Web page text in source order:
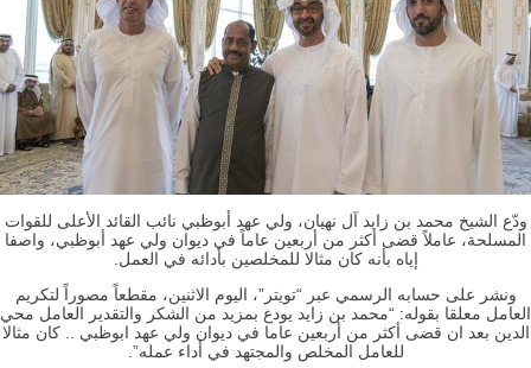
ودّع الشيخ محمد بن زايد آل نهيان، ولي عهد أبوظبي نائب القائد الأعلى للقوات
المسلحة، عاملاً قضى أكثر من أربعين عاماً في ديوان ولي عهد أبوظبي، واصفا
إياه بأنه كان مثالا للمخلصين بأدائه في العمل.
ونشر على حسابه الرسمي عبر “تويتر”، اليوم الاثنين، مقطعاً مصوراً لتكريم
العامل معلقا بقوله: “محمد بن زايد يودع بمزيد من الشكر والتقدير العامل محي
الدين بعد ان قضى أكثر من أربعين عاما في ديوان ولي عهد ابوظبي .. كان مثالا
للعامل المخلص والمجتهد في أداء عمله”.